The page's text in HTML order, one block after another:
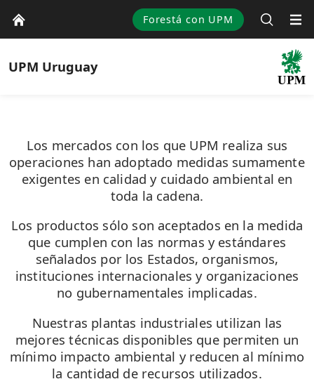
Forestá con UPM
UPM Uruguay
​Los mercados con los que UPM realiza sus
operaciones han adoptado medidas sumamente
exigentes en calidad y cuidado ambiental en
toda la cadena.
Los productos sólo son aceptados en la medida
que cumplen con las normas y estándares
señalados por los Estados, organismos,
instituciones internacionales y organizaciones
no gubernamentales implicadas.
Nuestras plantas industriales utilizan las
mejores técnicas disponibles que permiten un
mínimo impacto ambiental y reducen al mínimo
la cantidad de recursos utilizados.